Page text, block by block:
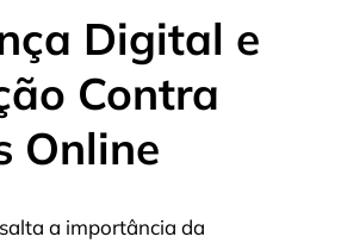
Digital e
Contra
Online
a importância da